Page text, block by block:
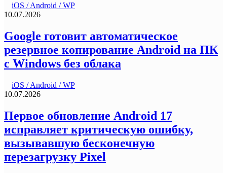
iOS / Android / WP
10.07.2026
Google готовит автоматическое
резервное копирование Android на ПК
с Windows без облака
iOS / Android / WP
10.07.2026
Первое обновление Android 17
исправляет критическую ошибку,
вызывавшую бесконечную
перезагрузку Pixel